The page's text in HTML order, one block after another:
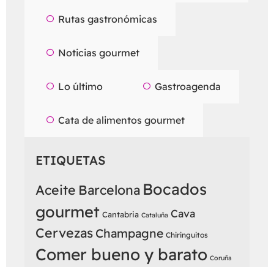
Rutas gastronómicas
Noticias gourmet
Lo último Gastroagenda
Cata de alimentos gourmet
ETIQUETAS
Aceite Barcelona Bocados
gourmet Cantabria Cataluña Cava
Cervezas Champagne Chiringuitos
Comer bueno y barato Coruña